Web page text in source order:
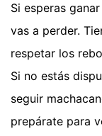
Si esperas
vas a perder.
respetar los
Si no estás
seguir
prepárate para